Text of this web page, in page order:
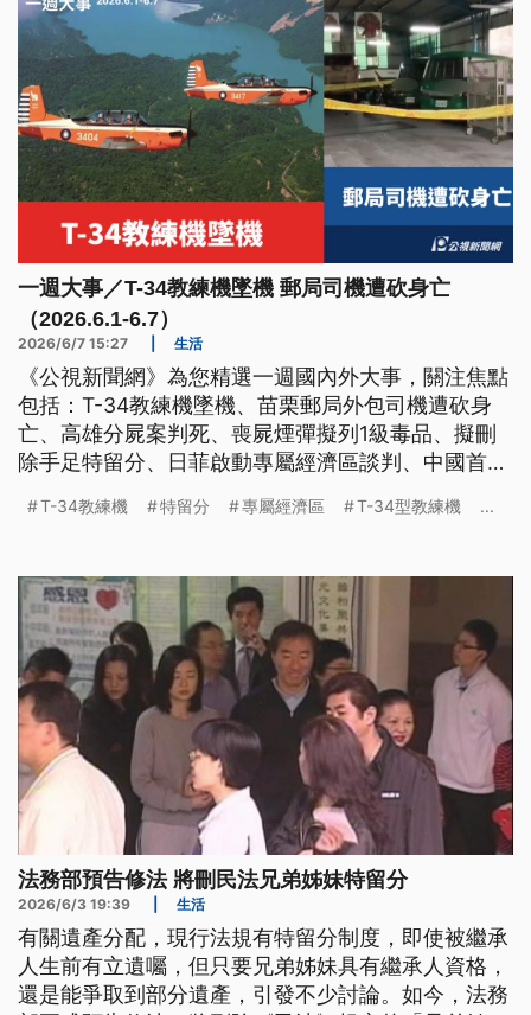
一週大事／T-34教練機墜機 郵局司機遭砍身亡
（2026.6.1-6.7）
2026/6/7 15:27 生活
《公視新聞網》為您精選一週國內外大事，關注焦點
包括：T-34教練機墜機、苗栗郵局外包司機遭砍身
亡、高雄分屍案判死、喪屍煙彈擬列1級毒品、擬刪
除手足特留分、日菲啟動專屬經濟區談判、中國首禁
T-34教練機 特留分 專屬經濟區 T-34型教練機 ...
法務部預告修法 將刪民法兄弟姊妹特留分
2026/6/3 19:39 生活
有關遺產分配，現行法規有特留分制度，即使被繼承
人生前有立遺囑，但只要兄弟姊妹具有繼承人資格，
還是能爭取到部分遺產，引發不少討論。如今，法務